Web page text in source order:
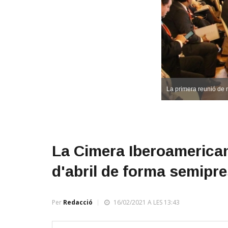
La primera reunió de
La Cimera
d'abril de forma
Per Redacció 16/02/2021 A LES 13:43